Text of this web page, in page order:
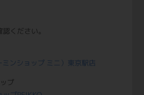
ください。
ンショップ ミニ）東京駅店
プ